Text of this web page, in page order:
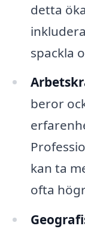
detta
spackla
beror
kan ta
ofta